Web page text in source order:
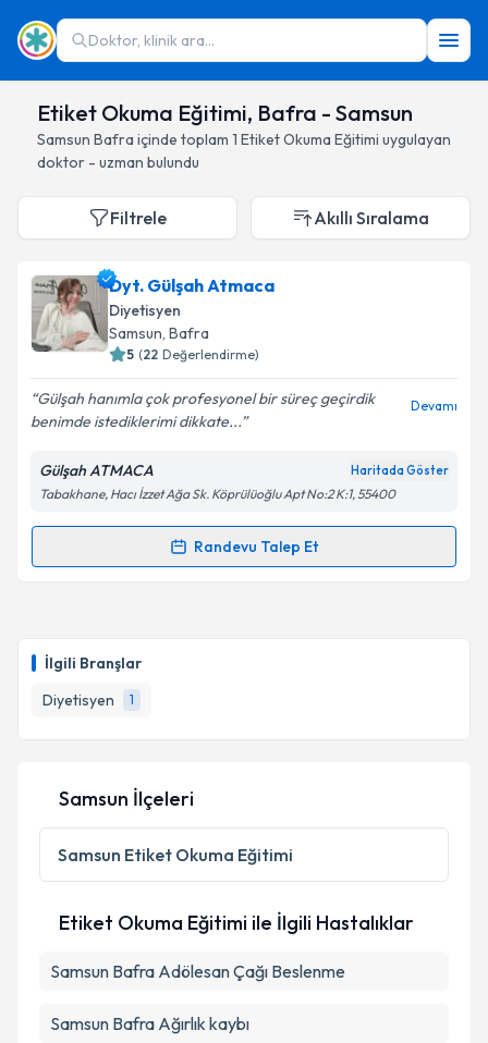
Doktor, klinik ara...
Etiket Okuma Eğitimi, Bafra - Samsun
Samsun Bafra içinde toplam 1 Etiket Okuma Eğitimi uygulayan
doktor - uzman bulundu
İlgili Branşlar
Diyetisyen
1
Filtrele Akıllı Sıralama
Dyt. Gülşah Atmaca
Diyetisyen
Samsun, Bafra
5 (22 Değerlendirme)
Gülşah hanımla çok profesyonel bir süreç geçirdik
benimde istediklerimi dikkate...
Devamı
Gülşah ATMACA Haritada Göster
Tabakhane, Hacı İzzet Ağa Sk. Köprülüoğlu Apt No:2 K:1, 55400
Randevu Talep Et
Randevu Takvimi Talebi
takvim hazırlandığında e-posta ile bilgilendireceğiz.
E-posta Adresiniz
Kişisel verilerimin işlenmesine ilişkinAydınlatma
Metni'ni okudum ve kişisel verilerimin belirtilen
kapsamda işlenmesini kabul ediyorum.
Takvim Talebini Gönder
Samsun İlçeleri
Samsun Etiket Okuma Eğitimi
Etiket Okuma Eğitimi ile İlgili Hastalıklar
Samsun Bafra Adölesan Çağı Beslenme
Samsun Bafra Ağırlık kaybı